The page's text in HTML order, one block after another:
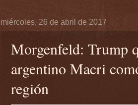
miércoles, 26 de abril de 2017
Morgenfeld: Trump
argentino Macri
región